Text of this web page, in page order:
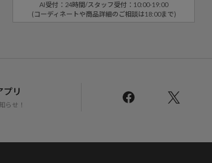
AI受付：24時間/スタッフ受付：10:00-19:00
(コーディネートや商品詳細のご相談は18:00まで)
プリ
らせ！